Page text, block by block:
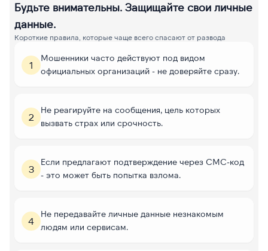
Будьте внимательны. Защищайте свои личные
данные.
Короткие правила, которые чаще всего спасают от развода
1
Мошенники часто действуют под видом
официальных организаций - не доверяйте сразу.
2
Не реагируйте на сообщения, цель которых
вызвать страх или срочность.
3
Если предлагают подтверждение через СМС-код
- это может быть попытка взлома.
4
Не передавайте личные данные незнакомым
людям или сервисам.